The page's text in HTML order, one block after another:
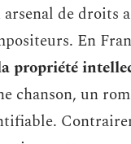
de droits
En
propriété
chanson, un